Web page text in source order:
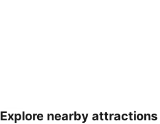
Explore nearby attractions